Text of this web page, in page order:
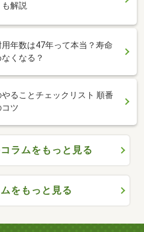
も解説
年数は47年って本当？寿命
くなる？
ることチェックリスト 順番
ツ
ラムをもっと見る
をもっと見る